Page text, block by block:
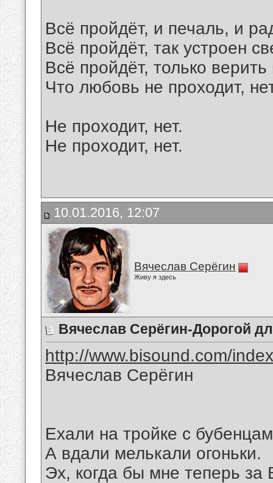
Всё пройдёт, и печаль, и
Всё пройдёт, так устроен
Всё пройдёт, только
Что любовь не проходит,
Не проходит, нет.
Не проходит, нет.
10.01.2016, 12:07
Вячеслав Серёгин
Живу я здесь
Вячеслав Серёгин-Дорогой
http://www.bisound.com/
Вячеслав Серёгин
Ехали на тройке с
А вдали мелькали огоньки.
Эх, когда бы мне теперь за